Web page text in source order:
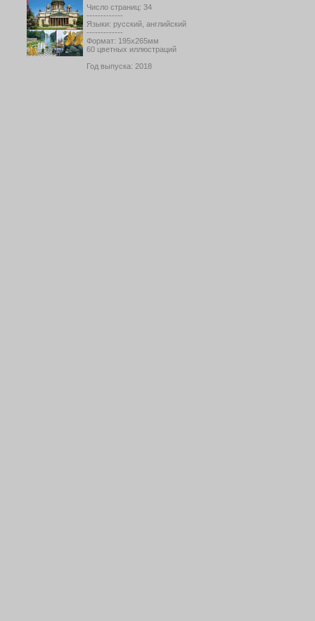
Число страниц: 34
-------------
Языки: русский, английский
-------------
Формат: 195х265мм
60 цветных иллюстраций
Год выпуска: 2018